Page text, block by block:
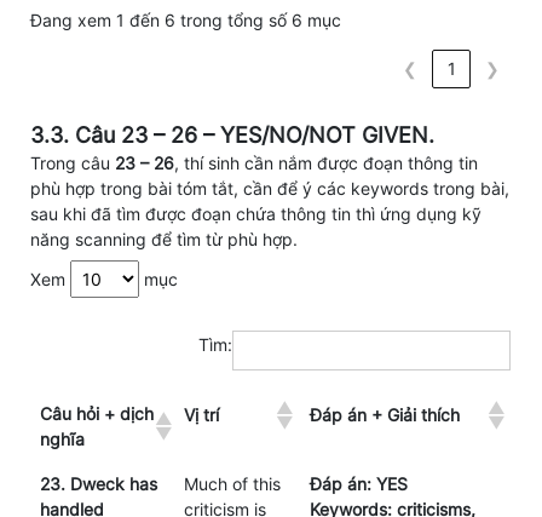
Đang xem 1 đến 6 trong tổng số 6 mục
❮ 1 ❯
3.3. Câu 23 – 26 – YES/NO/NOT GIVEN.
Trong câu 23 – 26, thí sinh cần nắm được đoạn thông tin
phù hợp trong bài tóm tắt, cần để ý các keywords trong bài,
sau khi đã tìm được đoạn chứa thông tin thì ứng dụng kỹ
năng scanning để tìm từ phù hợp.
Xem
mục
Tìm:
Câu hỏi + dịch
nghĩa
Vị trí Đáp án + Giải thích
23. Dweck has
handled
Much of this
criticism is
Đáp án: YES
Keywords: criticisms,